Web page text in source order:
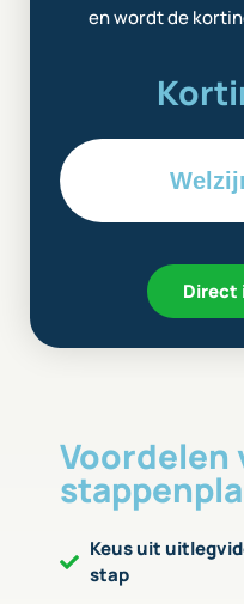
en wordt de
Direct
Voordelen
Keus uit
stap